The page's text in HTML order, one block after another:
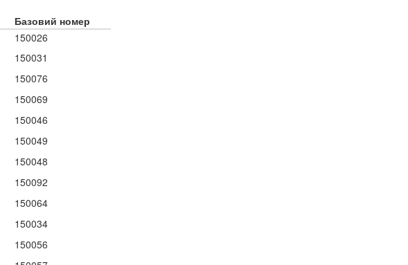
Базовий номер
150026
150031
150076
150069
150046
150049
150048
150092
150064
150034
150056